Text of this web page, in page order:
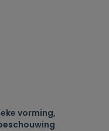
vorming,